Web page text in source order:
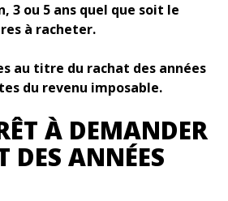
3 ou 5 ans quel que soit le
à racheter.
au titre du rachat des années
du revenu imposable.
À DEMANDER
DES ANNÉES